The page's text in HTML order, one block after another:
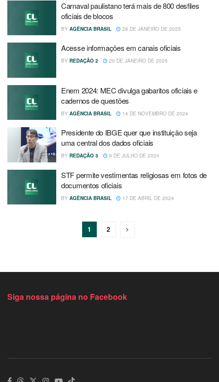
Carnaval paulistano terá mais de 800 desfiles
oficiais de blocos
BY AGÊNCIA BRASIL 28 DE JANEIRO DE 2025
Acesse informações em canais oficiais
BY REDAÇÃO 2 20 DE JANEIRO DE 2025
Enem 2024: MEC divulga gabaritos oficiais e
cadernos de questões
BY AGÊNCIA BRASIL 14 DE NOVEMBRO DE 2024
Presidente do IBGE quer que instituição seja
uma central dos dados oficiais
BY REDAÇÃO 3 9 DE JULHO DE 2024
STF permite vestimentas religiosas em fotos de
documentos oficiais
BY AGÊNCIA BRASIL 17 DE ABRIL DE 2024
1 2
Siga nossa página no Facebook